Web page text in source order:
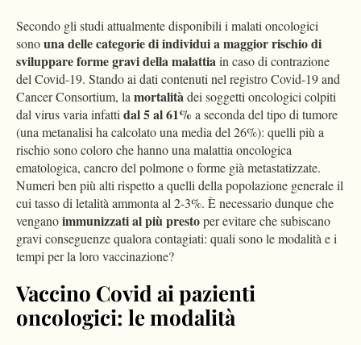
Secondo gli studi attualmente disponibili i malati oncologici
sonouna delle categorie di individui a maggior rischio di
sviluppare forme gravi della malattiain caso di contrazione
del Covid-19. Stando ai dati contenuti nel registro Covid-19 and
Cancer Consortium, la mortalitàdei soggetti oncologici colpiti
dal virus varia infatti dal 5 al 61% a seconda del tipo di tumore
(una metanalisi ha calcolato una media del 26%): quelli più a
rischio sono coloro che hanno una malattia oncologica
ematologica, cancro del polmone o forme già metastatizzate.
Numeri ben più alti rispetto a quelli della popolazione generale il
cui tasso di letalità ammonta al 2-3%. È necessario dunque che
venganoimmunizzati al più prestoper evitare che subiscano
gravi conseguenze qualora contagiati: quali sono le modalità e i
tempi per la loro vaccinazione?
Vaccino Covid ai pazienti
oncologici: le modalità